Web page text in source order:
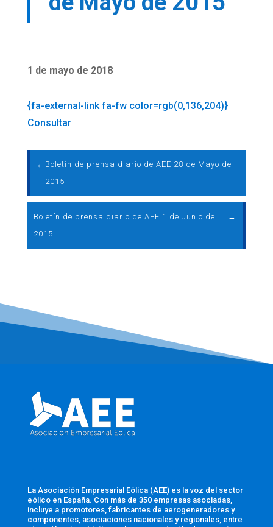
1 de mayo de 2018
{fa-external-link fa-fw color=rgb(0,136,204)}
Consultar
← Boletín de prensa diario de AEE 28 de Mayo de
2015
Boletín de prensa diario de AEE 1 de Junio de
2015
→
La Asociación Empresarial Eólica (AEE) es la voz del sector
eólico en España. Con más de 350 empresas asociadas,
incluye a promotores, fabricantes de aerogeneradores y
componentes, asociaciones nacionales y regionales, entre